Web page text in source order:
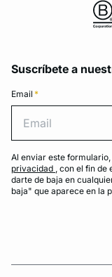
Suscríbete a
Email *
Al enviar este
privacidad , con el fin de
darte de baja en
baja" que aparece en la